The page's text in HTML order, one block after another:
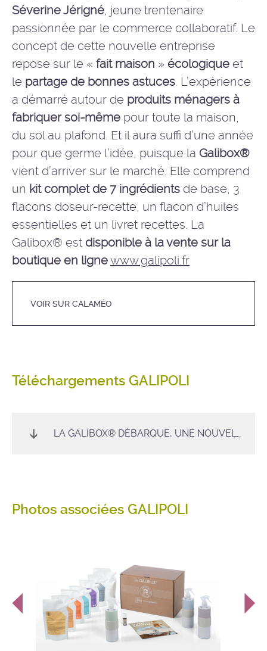
Séverine Jérigné, jeune trentenaire
passionnée par le commerce collaboratif. Le
concept de cette nouvelle entreprise
repose sur le « fait maison » écologique et
le partage de bonnes astuces. L’expérience
a démarré autour de produits ménagers à
fabriquer soi-même pour toute la maison,
du sol au plafond. Et il aura suffi d’une année
pour que germe l’idée, puisque la Galibox®
vient d’arriver sur le marché. Elle comprend
un kit complet de 7 ingrédients de base, 3
flacons doseur-recette, un flacon d’huiles
essentielles et un livret recettes. La
Galibox® est disponible à la vente sur la
boutique en lignewww.galipoli.fr
VOIR SUR CALAMÉO
Téléchargements GALIPOLI
LA GALIBOX® DÉBARQUE, UNE NOUVELLE FÉE DU LOGIS EST NÉE !
Photos associées GALIPOLI